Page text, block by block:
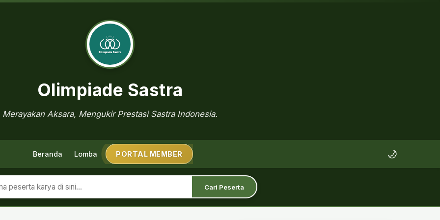
Olimpiade Sastra
Merayakan Aksara, Mengukir Prestasi Sastra Indonesia.
Beranda Lomba PORTAL MEMBER 🌙
Cari Peserta